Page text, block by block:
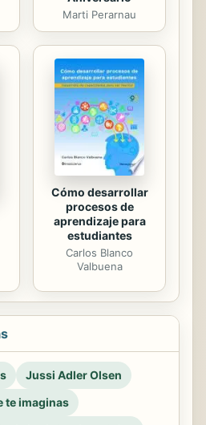
Marti Perarnau
Cómo desarrollar
procesos de
aprendizaje para
estudiantes
Carlos Blanco
Valbuena
Jussi Adler Olsen
te imaginas